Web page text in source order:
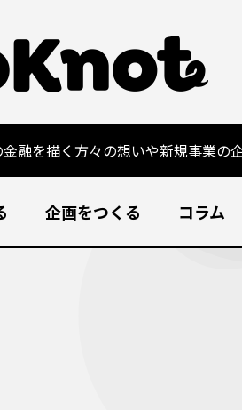
企画をつくる コラム
融を描く方々の想いや新規事業の